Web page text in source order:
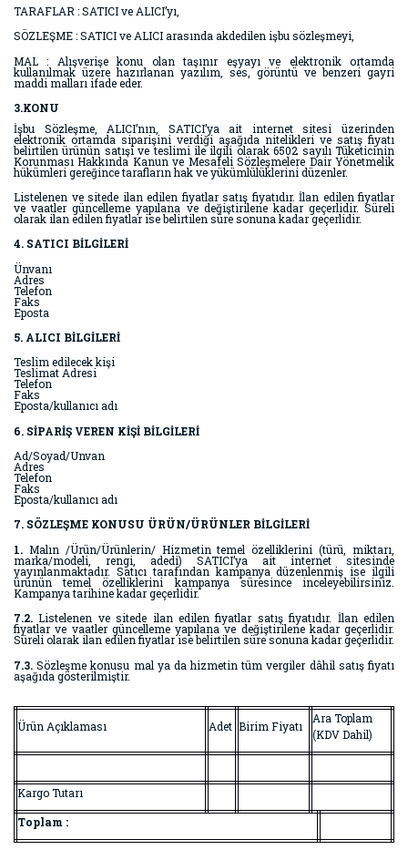
TARAFLAR : SATICI ve ALICI’yı,
SÖZLEŞME : SATICI ve ALICI arasında akdedilen işbu sözleşmeyi,
MAL : Alışverişe konu olan taşınır eşyayı ve elektronik ortamda
kullanılmak üzere hazırlanan yazılım, ses, görüntü ve benzeri gayri
maddi malları ifade eder.
3.KONU
İşbu Sözleşme, ALICI’nın, SATICI’ya ait internet sitesi üzerinden
elektronik ortamda siparişini verdiği aşağıda nitelikleri ve satış fiyatı
belirtilen ürünün satışı ve teslimi ile ilgili olarak 6502 sayılı Tüketicinin
Korunması Hakkında Kanun ve Mesafeli Sözleşmelere Dair Yönetmelik
hükümleri gereğince tarafların hak ve yükümlülüklerini düzenler.
Listelenen ve sitede ilan edilen fiyatlar satış fiyatıdır. İlan edilen fiyatlar
ve vaatler güncelleme yapılana ve değiştirilene kadar geçerlidir. Süreli
olarak ilan edilen fiyatlar ise belirtilen süre sonuna kadar geçerlidir.
4. SATICI BİLGİLERİ
Ünvanı
Adres
Telefon
Faks
Eposta
5. ALICI BİLGİLERİ
Teslim edilecek kişi
Teslimat Adresi
Telefon
Faks
Eposta/kullanıcı adı
6. SİPARİŞ VEREN KİŞİ BİLGİLERİ
Ad/Soyad/Unvan
Adres
Telefon
Faks
Eposta/kullanıcı adı
7. SÖZLEŞME KONUSU ÜRÜN/ÜRÜNLER BİLGİLERİ
1. Malın /Ürün/Ürünlerin/ Hizmetin temel özelliklerini (türü, miktarı,
marka/modeli, rengi, adedi) SATICI’ya ait internet sitesinde
yayınlanmaktadır. Satıcı tarafından kampanya düzenlenmiş ise ilgili
ürünün temel özelliklerini kampanya süresince inceleyebilirsiniz.
Kampanya tarihine kadar geçerlidir.
7.2. Listelenen ve sitede ilan edilen fiyatlar satış fiyatıdır. İlan edilen
fiyatlar ve vaatler güncelleme yapılana ve değiştirilene kadar geçerlidir.
Süreli olarak ilan edilen fiyatlar ise belirtilen süre sonuna kadar geçerlidir.
7.3. Sözleşme konusu mal ya da hizmetin tüm vergiler dâhil satış fiyatı
aşağıda gösterilmiştir.
Ürün Açıklaması Adet Birim Fiyatı
Ara Toplam
(KDV Dahil)
Kargo Tutarı
Toplam :